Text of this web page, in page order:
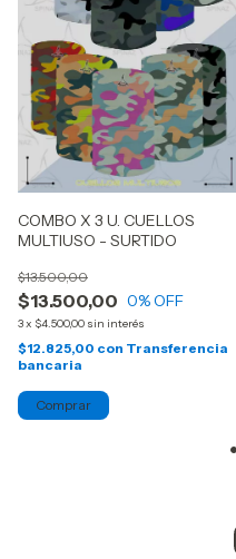
COMBO X 3 U. CUELLOS
MULTIUSO - SURTIDO
$13.500,00
$13.500,00
0% OFF
3x $4.500,00 sin interés
$12.825,00 con Transferencia
bancaria